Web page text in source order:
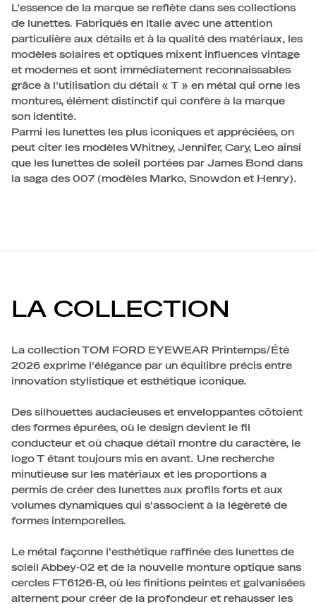
L’essence de la marque se reflète dans ses collections
de lunettes. Fabriqués en Italie avec une attention
particulière aux détails et à la qualité des matériaux, les
modèles solaires et optiques mixent influences vintage
et modernes et sont immédiatement reconnaissables
grâce à l’utilisation du détail « T » en métal qui orne les
montures, élément distinctif qui confère à la marque
son identité.
Parmi les lunettes les plus iconiques et appréciées, on
peut citer les modèles Whitney, Jennifer, Cary, Leo ainsi
que les lunettes de soleil portées par James Bond dans
la saga des 007 (modèles Marko, Snowdon et Henry).
LA COLLECTION
La collection TOM FORD EYEWEAR Printemps/Été
2026 exprime l'élégance par un équilibre précis entre
innovation stylistique et esthétique iconique.
Des silhouettes audacieuses et enveloppantes côtoient
des formes épurées, où le design devient le fil
conducteur et où chaque détail montre du caractère, le
logo T étant toujours mis en avant. Une recherche
minutieuse sur les matériaux et les proportions a
permis de créer des lunettes aux profils forts et aux
volumes dynamiques qui s'associent à la légèreté de
formes intemporelles.
Le métal façonne l'esthétique raffinée des lunettes de
soleil Abbey-02 et de la nouvelle monture optique sans
cercles FT6126-B, où les finitions peintes et galvanisées
alternent pour créer de la profondeur et rehausser les